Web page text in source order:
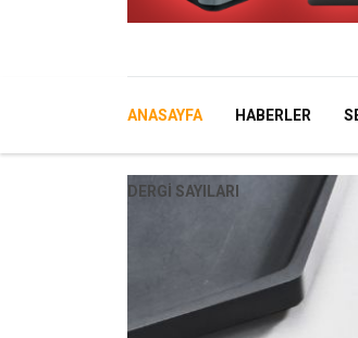
ANASAYFA HABERLER
DERGI SAYILARI